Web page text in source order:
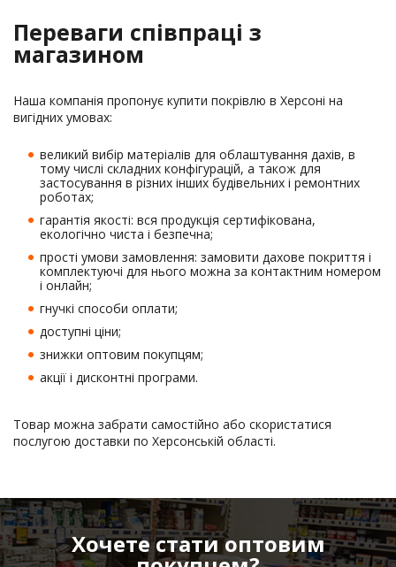
Переваги співпраці з
магазином
Наша компанія пропонує купити покрівлю в Херсоні на
вигідних умовах:
великий вибір матеріалів для облаштування дахів, в
тому числі складних конфігурацій, а також для
застосування в різних інших будівельних і ремонтних
роботах;
гарантія якості: вся продукція сертифікована,
екологічно чиста і безпечна;
прості умови замовлення: замовити дахове покриття і
комплектуючі для нього можна за контактним номером
і онлайн;
гнучкі способи оплати;
доступні ціни;
знижки оптовим покупцям;
акції і дисконтні програми.
Товар можна забрати самостійно або скористатися
послугою доставки по Херсонській області.
Хочете стати оптовим